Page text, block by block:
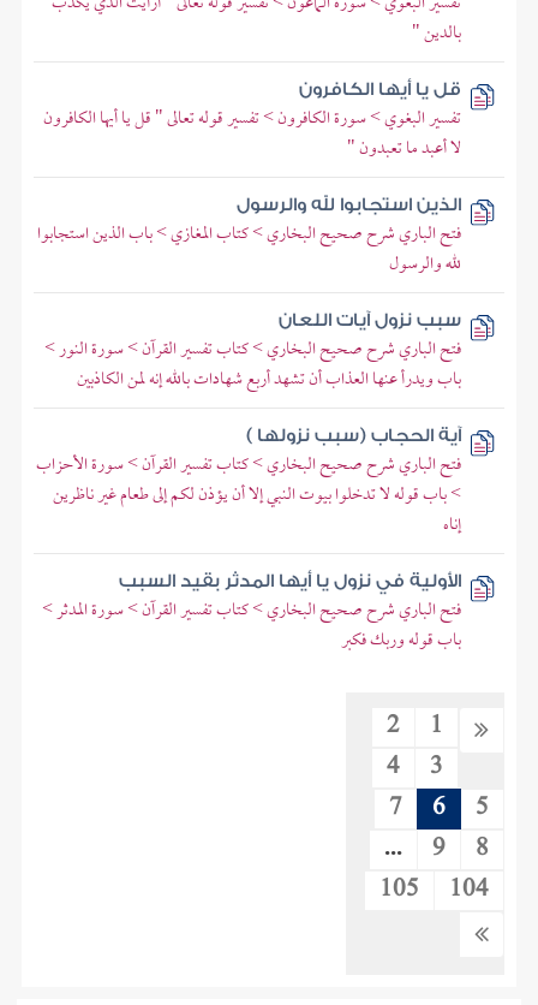
بالدين "
قل يا أيها الكافرون
تفسير البغوي > سورة الكافرون > تفسير قوله تعالى " قل يا أيها الكافرون
لا أعبد ما تعبدون "
الذين استجابوا لله والرسول
فتح الباري شرح صحيح البخاري > كتاب المغازي > باب الذين استجابوا
لله والرسول
سبب نزول آيات اللعان
فتح الباري شرح صحيح البخاري > كتاب تفسير القرآن > سورة النور >
باب ويدرأ عنها العذاب أن تشهد أربع شهادات بالله إنه لمن الكاذبين
آية الحجاب (سبب نزولها )
فتح الباري شرح صحيح البخاري > كتاب تفسير القرآن > سورة الأحزاب
> باب قوله لا تدخلوا بيوت النبي إلا أن يؤذن لكم إلى طعام غير ناظرين
إناه
الأولية في نزول يا أيها المدثر بقيد السبب
فتح الباري شرح صحيح البخاري > كتاب تفسير القرآن > سورة المدثر >
باب قوله وربك فكبر
1
2
3
4
5
6
7
8
9
...
104
105